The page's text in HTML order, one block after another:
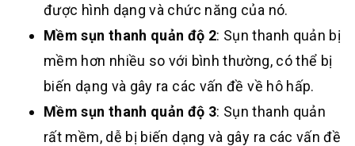
được hình dạng và chức năng của nó.
Mềm sụn thanh quản độ 2: Sụn thanh quản bị
mềm hơn nhiều so với bình thường, có thể bị
biến dạng và gây ra các vấn đề về hô hấp.
Mềm sụn thanh quản độ 3: Sụn thanh quản
rất mềm, dễ bị biến dạng và gây ra các vấn đề